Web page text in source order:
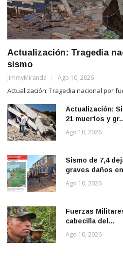
Actualización: Tragedia
sismo
JimmyMiranda Ago 10, 2026
Actualización: Tragedia nacional por
Actualización:
21 muertos y
Ago 10, 2026
Sismo de 7,4
graves daños
Ago 10, 2026
Fuerzas
cabecilla del...
Ago 10, 2026